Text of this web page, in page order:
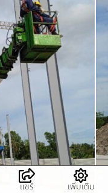
แชร์ เพิ่มเติม